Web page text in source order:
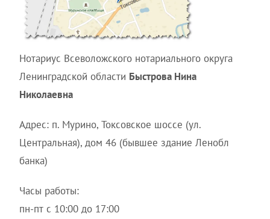
Нотариус Всеволожского нотариального округа
Ленинградской области Быстрова Нина
Николаевна
Адрес: п. Мурино, Токсовское шоссе (ул.
Центральная), дом 46 (бывшее здание Ленобл
банка)
Часы работы:
пн-пт с 10:00 до 17:00